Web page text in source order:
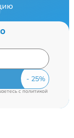
cполитикой